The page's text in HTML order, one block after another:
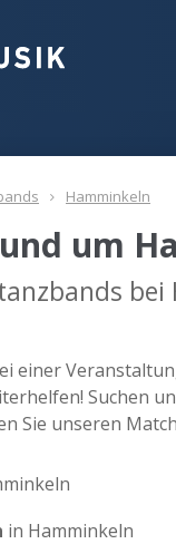
Hamminkeln
um
einer
Suchen
Sie unseren
in Hamminkeln